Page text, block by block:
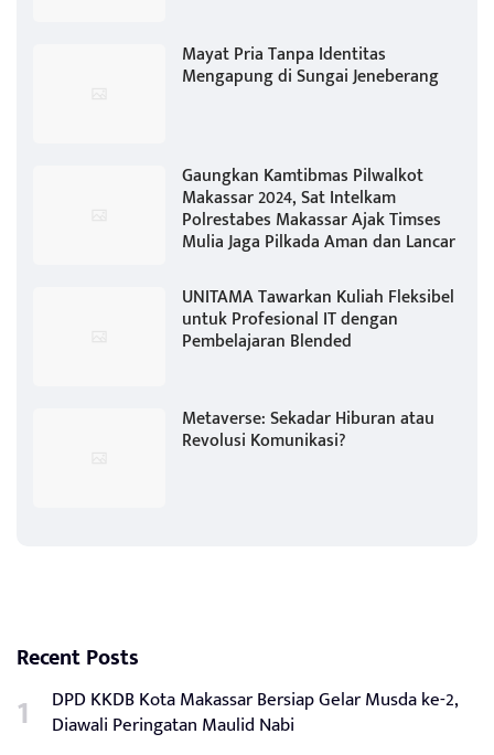
Mayat Pria Tanpa Identitas
Mengapung di Sungai Jeneberang
Gaungkan Kamtibmas Pilwalkot
Makassar 2024, Sat Intelkam
Polrestabes Makassar Ajak Timses
Mulia Jaga Pilkada Aman dan Lancar
UNITAMA Tawarkan Kuliah Fleksibel
untuk Profesional IT dengan
Pembelajaran Blended
Metaverse: Sekadar Hiburan atau
Revolusi Komunikasi?
Recent Posts
DPD KKDB Kota Makassar Bersiap Gelar Musda ke-2,
Diawali Peringatan Maulid Nabi